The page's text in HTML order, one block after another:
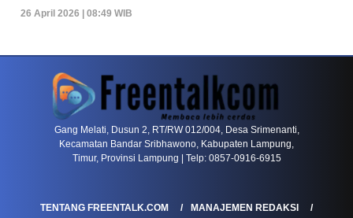
26 April 2026 | 08:49 WIB
Gang Melati, Dusun 2, RT/RW 012/004, Desa Srimenanti,
Kecamatan Bandar Sribhawono, Kabupaten Lampung,
Timur, Provinsi Lampung | Telp: 0857-0916-6915
TENTANG FREENTALK.COM
MANAJEMEN REDAKSI